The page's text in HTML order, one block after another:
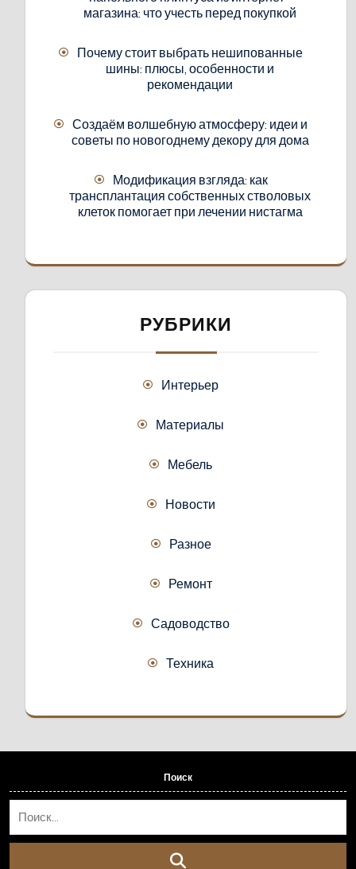
магазина: что учесть перед покупкой
Почему стоит выбрать нешипованные
шины: плюсы, особенности и
рекомендации
Создаём волшебную атмосферу: идеи и
советы по новогоднему декору для дома
Модификация взгляда: как
трансплантация собственных стволовых
клеток помогает при лечении нистагма
РУБРИКИ
Интерьер
Материалы
Мебель
Новости
Разное
Ремонт
Садоводство
Техника
Поиск